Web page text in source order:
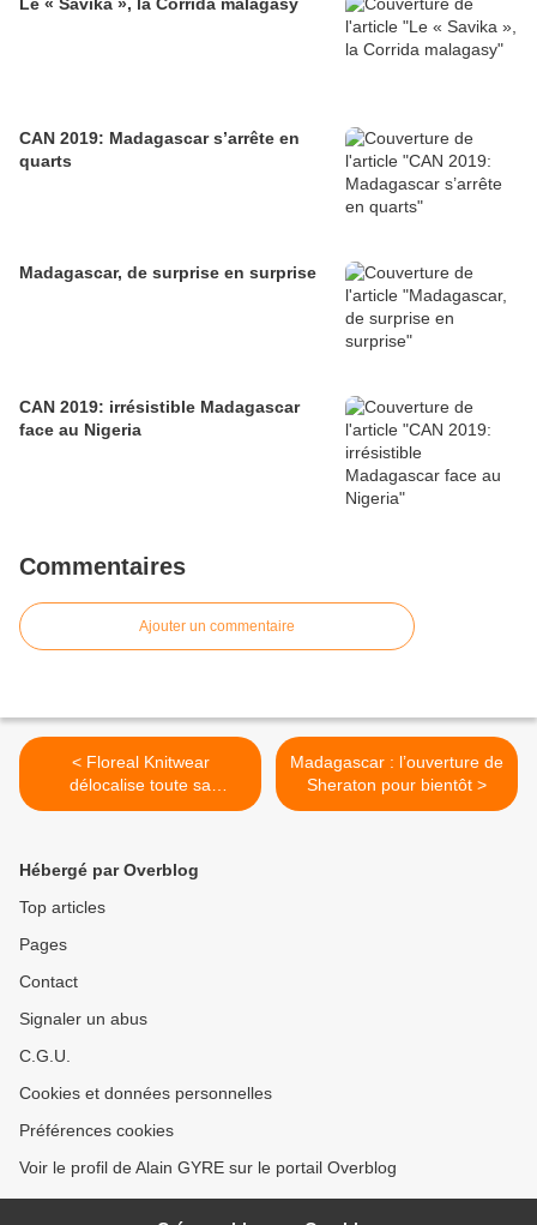
CAN 2019: Madagascar s’arrête en
quarts
Madagascar, de surprise en surprise
CAN 2019: irrésistible Madagascar
face au Nigeria
Commentaires
Ajouter un commentaire
< Floreal Knitwear
délocalise toute sa
production à Madagascar
Madagascar : l’ouverture de
Sheraton pour bientôt >
Hébergé par Overblog
Top articles
Pages
Contact
Signaler un abus
C.G.U.
Cookies et données personnelles
Préférences cookies
Voir le profil de Alain GYRE sur le portail Overblog